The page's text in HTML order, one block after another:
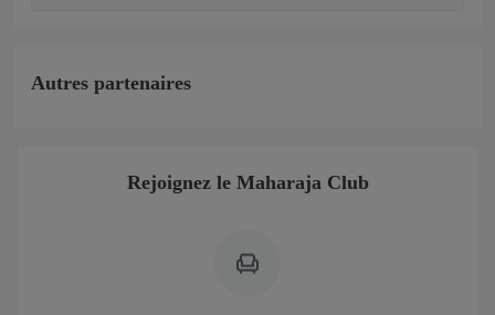
Autres partenaires
Rejoignez le Maharaja Club